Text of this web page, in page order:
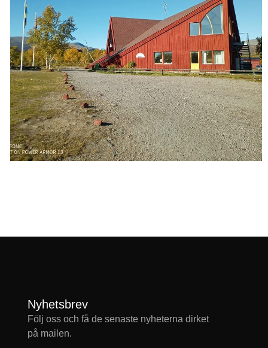
Nyhetsbrev
Följ oss och få de senaste nyheterna dirket
på mailen.